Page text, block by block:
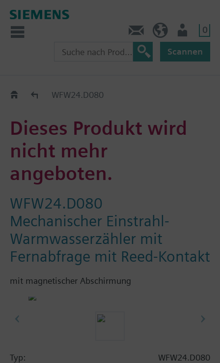
0
Scannen
Austauschhilfe
WFW24.D080
Dieses Produkt wird
nicht mehr
angeboten.
WFW24.D080
Mechanischer Einstrahl-
Warmwasserzähler mit
Fernabfrage mit Reed-Kontakt
mit magnetischer Abschirmung
Typ:
WFW24.D080